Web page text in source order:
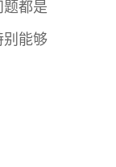
都是
能够